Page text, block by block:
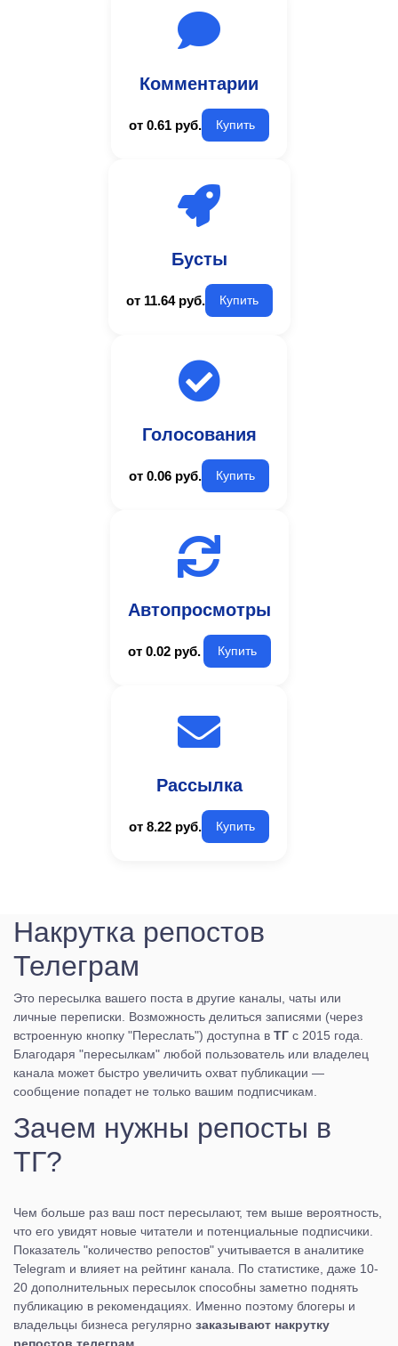
Комментарии
от 0.61 руб. Купить
Бусты
от 11.64 руб. Купить
Голосования
от 0.06 руб. Купить
Автопросмотры
от 0.02 руб. Купить
Рассылка
от 8.22 руб. Купить
Накрутка репостов
Телеграм
Это пересылка вашего поста в другие каналы, чаты или
личные переписки. Возможность делиться записями (через
встроенную кнопку "Переслать") доступна в ТГ с 2015 года.
Благодаря "пересылкам" любой пользователь или владелец
канала может быстро увеличить охват публикации —
сообщение попадет не только вашим подписчикам.
Зачем нужны репосты в
ТГ?
Чем больше раз ваш пост пересылают, тем выше вероятность,
что его увидят новые читатели и потенциальные подписчики.
Показатель "количество репостов" учитывается в аналитике
Telegram и влияет на рейтинг канала. По статистике, даже 10-
20 дополнительных пересылок способны заметно поднять
публикацию в рекомендациях. Именно поэтому блогеры и
владельцы бизнеса регулярно заказывают накрутку
репостов телеграм